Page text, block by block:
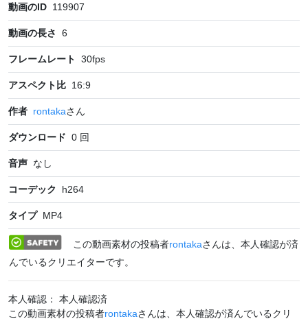
動画のID 119907
動画の長さ 6
フレームレート 30fps
アスペクト比 16:9
作者 rontakaさん
ダウンロード 0 回
音声 なし
コーデック h264
タイプ MP4
この動画素材の投稿者rontakaさんは、本人確認が済
んでいるクリエイターです。
本人確認： 本人確認済
この動画素材の投稿者rontakaさんは、本人確認が済んでいるクリ